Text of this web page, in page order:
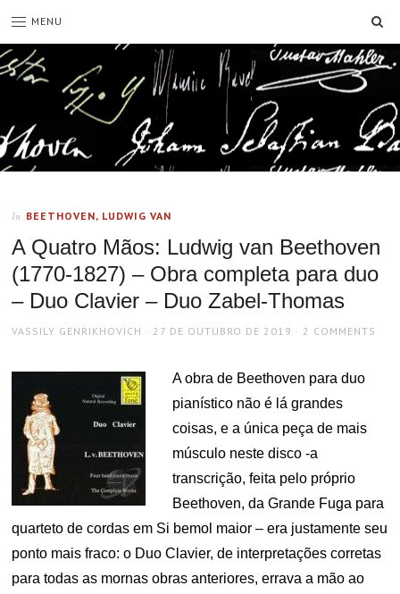
MENU
In BEETHOVEN, LUDWIG VAN
A Quatro Mãos: Ludwig van Beethoven
(1770-1827) – Obra completa para duo
– Duo Clavier – Duo Zabel-Thomas
AUTHOR
VASSILY GENRIKHOVICH
POSTED
27 DE OUTUBRO DE 2019 2 COMMENTS
A obra de Beethoven para duo
pianístico não é lá grandes
coisas, e a única peça de mais
músculo neste disco -a
transcrição, feita pelo próprio
Beethoven, da Grande Fuga para
quarteto de cordas em Si bemol maior – era justamente seu
ponto mais fraco: o Duo Clavier, de interpretações corretas
para todas as mornas obras anteriores, errava a mão ao